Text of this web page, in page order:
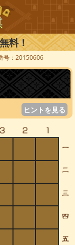
料！
号：20150606
ヒントを見る